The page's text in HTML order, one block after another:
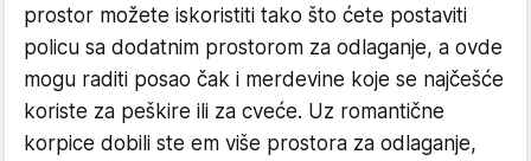
prostor možete iskoristiti tako što ćete postaviti
policu sa dodatnim prostorom za odlaganje, a ovde
mogu raditi posao čak i merdevine koje se najčešće
koriste za peškire ili za cveće. Uz romantične
korpice dobili ste em više prostora za odlaganje,